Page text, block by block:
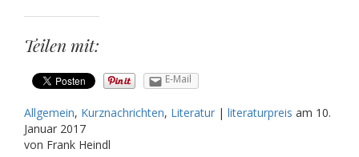
Teilen mit:
E-Mail
Allgemein, Kurznachrichten, Literatur | literaturpreis am 10.
Januar 2017
von Frank Heindl